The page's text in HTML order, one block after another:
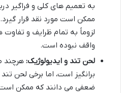
به تعمیم های کلی و فراگیر
ممکن است مورد نقد قرار
لزوماً به تمام ظرایف و تفاوت
واقف نبوده است.
لحن تند و ایدیولوژیک: هرچند
برانگیز است، اما برخی لحن
ضعفی می دانند که ممکن است